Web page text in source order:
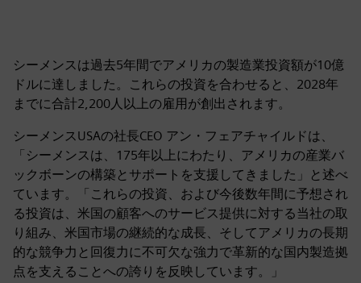
シーメンスは過去5年間でアメリカの製造業投資額が10億
ドルに達しました。これらの投資を合わせると、2028年
までに合計2,200人以上の雇用が創出されます。
シーメンスUSAの社長CEO アン・フェアチャイルドは、
「シーメンスは、175年以上にわたり、アメリカの産業バ
ックボーンの構築とサポートを支援してきました」と述べ
ています。「これらの投資、および今後数年間に予想され
る投資は、米国の顧客へのサービス提供に対する当社の取
り組み、米国市場の継続的な成長、そしてアメリカの長期
的な競争力と回復力に不可欠な強力で革新的な国内製造拠
点を支えることへの誇りを反映しています。」